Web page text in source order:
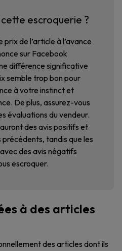
escroquerie ?
de l’article à l’avance
sur Facebook
différence significative
semble trop bon pour
à votre instinct et
De plus, assurez-vous
évaluations du vendeur.
des avis positifs et
tandis que les
des avis négatifs
escroquer.
à des articles
des articles dont ils